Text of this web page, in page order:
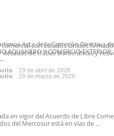
comercial con Estados Unidos
décadas de trabas burocráticas y
19 de abril de 2026
Acta de la Comisión Directiva de
ADUANERO Y COMERCIO
29 de marzo de 2026
en vigor del Acuerdo de Libre
del Mercosur está en vías de ...